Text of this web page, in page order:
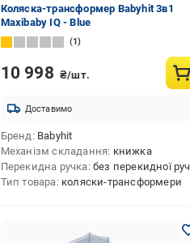
Коляска-трансформер Babyhit 3в1
Maxibaby IQ - Blue
1
10 998 ₴/шт.
Доставимо
Бренд Babyhit
Механізм складання книжка
Перекидна ручка без перекидної ручки
Тип товара коляски-трансформери